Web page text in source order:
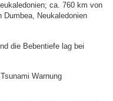
ca. 760 km von
Dumbea, Neukaledonien
die Bebentiefe lag bei
Warnung